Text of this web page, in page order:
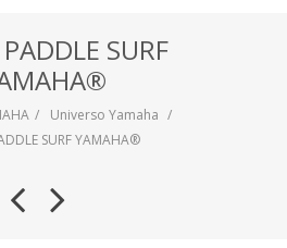
SURF
Universo Yamaha
SURF YAMAHA®